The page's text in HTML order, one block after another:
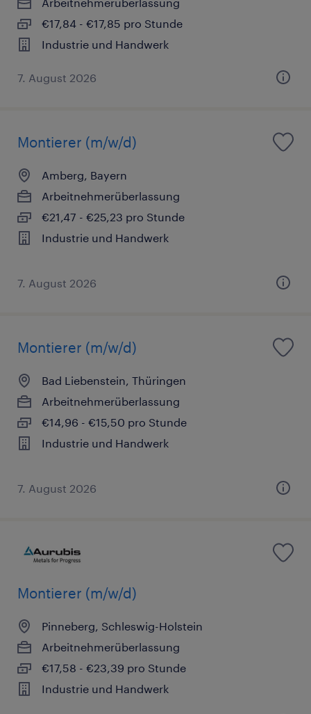
Arbeitnehmerüberlassung
€17,84 - €17,85 pro Stunde
Industrie und Handwerk
7. August 2026
Montierer (m/w/d)
Amberg, Bayern
Arbeitnehmerüberlassung
€21,47 - €25,23 pro Stunde
Industrie und Handwerk
7. August 2026
Montierer (m/w/d)
Bad Liebenstein, Thüringen
Arbeitnehmerüberlassung
€14,96 - €15,50 pro Stunde
Industrie und Handwerk
7. August 2026
Montierer (m/w/d)
Pinneberg, Schleswig-Holstein
Arbeitnehmerüberlassung
€17,58 - €23,39 pro Stunde
Industrie und Handwerk